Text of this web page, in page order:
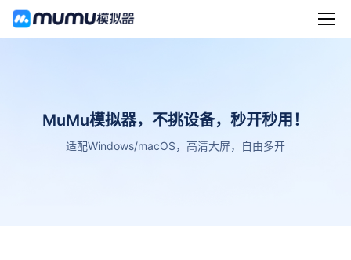
MuMu模拟器，不挑设备，秒开秒用！
适配Windows/macOS，高清大屏，自由多开